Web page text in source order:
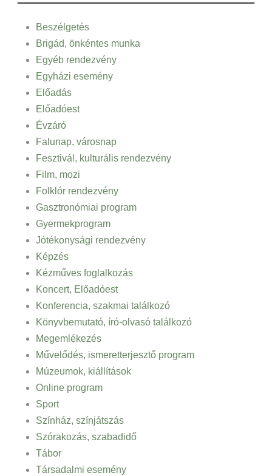
Beszélgetés
Brigád, önkéntes munka
Egyéb rendezvény
Egyházi esemény
Előadás
Előadóest
Évzáró
Falunap, városnap
Fesztivál, kulturális rendezvény
Film, mozi
Folklór rendezvény
Gasztronómiai program
Gyermekprogram
Jótékonysági rendezvény
Képzés
Kézműves foglalkozás
Koncert, Előadóest
Konferencia, szakmai találkozó
Könyvbemutató, író-olvasó találkozó
Megemlékezés
Művelődés, ismeretterjesztő program
Múzeumok, kiállítások
Online program
Sport
Színház, színjátszás
Szórakozás, szabadidő
Tábor
Társadalmi esemény